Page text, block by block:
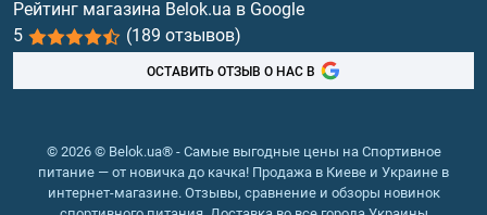
тренировок и систему питания, разработанную
специально под вас.
У торговой марки Belok можно купить спортивные
обладающих соответствующими сертификатами
качества и безопасности для здоровья. К каждому
Рыбий жир, жирные кислоты
Рейтинг магазина Belok.ua в Google
5
(189 отзывов)
ОСТАВИТЬ ОТЗЫВ О НАС В
© 2026 © Belok.ua® - Самые выгодные цены на Спортивное
питание — от новичка до качка! Продажа в Киеве и Украине в
интернет-магазине. Отзывы, сравнение и обзоры новинок